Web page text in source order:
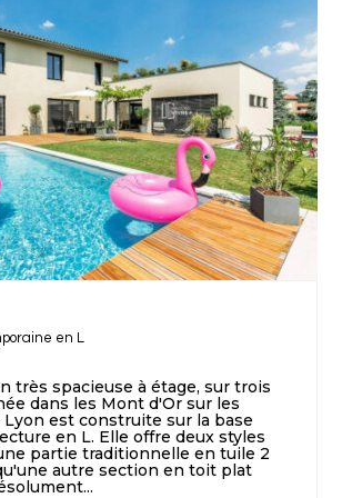
en L
très spacieuse à étage, sur trois
dans les Mont d'Or sur les
Lyon est construite sur la base
en L. Elle offre deux styles
partie traditionnelle en tuile 2
autre section en toit plat